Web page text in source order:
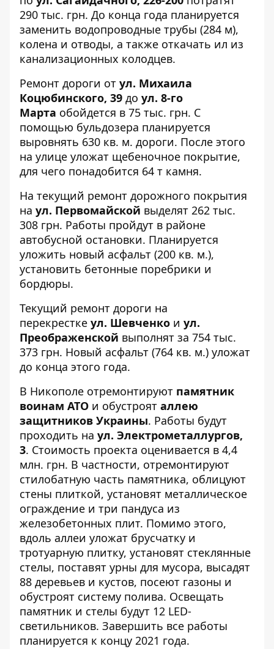
290 тыс. грн. До конца года планируется
заменить водопроводные трубы (284 м),
колена и отводы, а также откачать ил из
канализационных колодцев.
Ремонт дороги от ул. Михаила
Коцюбинского, 39 до ул. 8-го
Марта обойдется в 75 тыс. грн. С
помощью бульдозера планируется
выровнять 630 кв. м. дороги. После этого
на улице уложат щебеночное покрытие,
для чего понадобится 64 т камня.
На текущий ремонт дорожного покрытия
на ул. Первомайской выделят 262 тыс.
308 грн. Работы пройдут в районе
автобусной остановки. Планируется
уложить новый асфальт (200 кв. м.),
установить бетонные поребрики и
бордюры.
Текущий ремонт дороги на
перекрестке ул. Шевченко и ул.
Преображенской выполнят за 754 тыс.
373 грн. Новый асфальт (764 кв. м.) уложат
до конца этого года.
В Никополе отремонтируют памятник
воинам АТО и обустроят аллею
защитников Украины. Работы будут
проходить на ул. Электрометаллургов,
3. Стоимость проекта оценивается в 4,4
млн. грн. В частности, отремонтируют
стилобатную часть памятника, облицуют
стены плиткой, установят металлическое
ограждение и три пандуса из
железобетонных плит. Помимо этого,
вдоль аллеи уложат брусчатку и
тротуарную плитку, установят стеклянные
стелы, поставят урны для мусора, высадят
88 деревьев и кустов, посеют газоны и
обустроят систему полива. Освещать
памятник и стелы будут 12 LED-
светильников. Завершить все работы
планируется к концу 2021 года.